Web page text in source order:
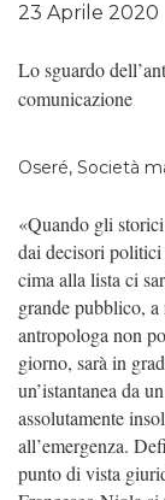
23 Aprile 2020
Lo sguardo
comunicazione
Oseré, Società
«Quando gli
dai decisori politici
cima alla lista ci
grande pubblico, a
antropologa non
giorno, sarà in
un’istantanea da
assolutamente
all’emergenza.
punto di vista